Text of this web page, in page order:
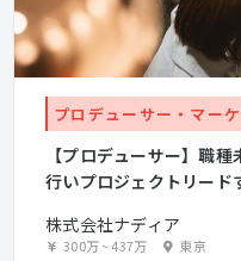
プロデューサー・マー
【プロデューサー】職
行いプロジェクトリード
株式会社ナディア
300万~437万 東京